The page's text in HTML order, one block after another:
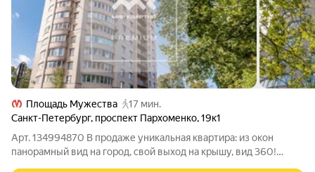
Площадь Мужества
17 мин.
Санкт-Петербург, проспект Пархоменко,19к1
Арт. 134994870 В продаже уникальная квартира: из окон
панорамный вид на город, свой выход на крышу, вид 360!